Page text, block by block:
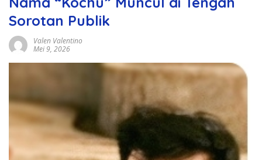
Sorotan Publik
Valen Valentino
Mei 9, 2026